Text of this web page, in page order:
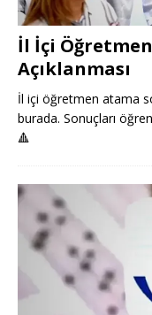
İl İçi
Açıklanması
İl içi öğretmen atama
burada. Sonuçları
🔺